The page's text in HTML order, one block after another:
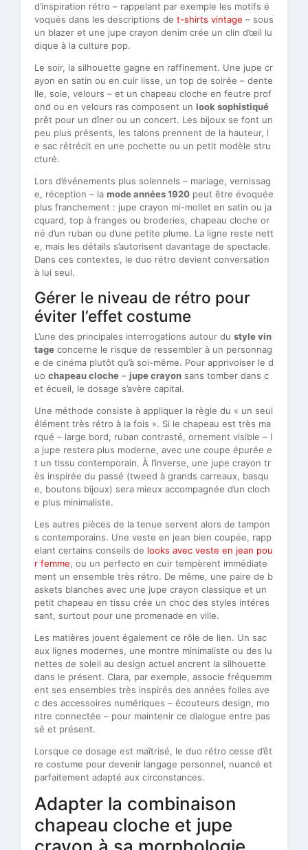
d’inspiration rétro – rappelant par exemple les motifs é
voqués dans les descriptions de t-shirts vintage – sous
un blazer et une jupe crayon denim crée un clin d’œil lu
dique à la culture pop.
Le soir, la silhouette gagne en raffinement. Une jupe cr
ayon en satin ou en cuir lisse, un top de soirée – dente
lle, soie, velours – et un chapeau cloche en feutre prof
ond ou en velours ras composent un look sophistiqué
prêt pour un dîner ou un concert. Les bijoux se font un
peu plus présents, les talons prennent de la hauteur, l
e sac rétrécit en une pochette ou un petit modèle stru
cturé.
Lors d’événements plus solennels – mariage, vernissag
e, réception – la mode années 1920 peut être évoquée
plus franchement : jupe crayon mi-mollet en satin ou ja
cquard, top à franges ou broderies, chapeau cloche or
né d’un ruban ou d’une petite plume. La ligne reste nett
e, mais les détails s’autorisent davantage de spectacle.
Dans ces contextes, le duo rétro devient conversation
à lui seul.
Gérer le niveau de rétro pour
éviter l’effet costume
L’une des principales interrogations autour du style vin
tage concerne le risque de ressembler à un personnag
e de cinéma plutôt qu’à soi-même. Pour apprivoiser le d
uo chapeau cloche – jupe crayon sans tomber dans c
et écueil, le dosage s’avère capital.
Une méthode consiste à appliquer la règle du « un seul
élément très rétro à la fois ». Si le chapeau est très ma
rqué – large bord, ruban contrasté, ornement visible – l
a jupe restera plus moderne, avec une coupe épurée e
t un tissu contemporain. À l’inverse, une jupe crayon tr
ès inspirée du passé (tweed à grands carreaux, basqu
e, boutons bijoux) sera mieux accompagnée d’un cloch
e plus minimaliste.
Les autres pièces de la tenue servent alors de tampon
s contemporains. Une veste en jean bien coupée, rapp
elant certains conseils de looks avec veste en jean pou
r femme, ou un perfecto en cuir tempèrent immédiate
ment un ensemble très rétro. De même, une paire de b
askets blanches avec une jupe crayon classique et un
petit chapeau en tissu crée un choc des styles intéres
sant, surtout pour une promenade en ville.
Les matières jouent également ce rôle de lien. Un sac
aux lignes modernes, une montre minimaliste ou des lu
nettes de soleil au design actuel ancrent la silhouette
dans le présent. Clara, par exemple, associe fréquemm
ent ses ensembles très inspirés des années folles ave
c des accessoires numériques – écouteurs design, mo
ntre connectée – pour maintenir ce dialogue entre pas
sé et présent.
Lorsque ce dosage est maîtrisé, le duo rétro cesse d’êt
re costume pour devenir langage personnel, nuancé et
parfaitement adapté aux circonstances.
Adapter la combinaison
chapeau cloche et jupe